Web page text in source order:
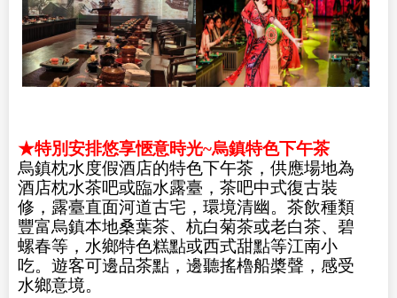
★特別安排悠享愜意時光~烏鎮特色下午茶
烏鎮枕水度假酒店的特色下午茶，供應場地為
酒店枕水茶吧或臨水露臺，茶吧中式復古裝
修，露臺直面河道古宅，環境清幽。茶飲種類
豐富烏鎮本地桑葉茶、杭白菊茶或老白茶、碧
螺春等，水鄉特色糕點或西式甜點等江南小
吃。遊客可邊品茶點，邊聽搖櫓船槳聲，感受
水鄉意境。